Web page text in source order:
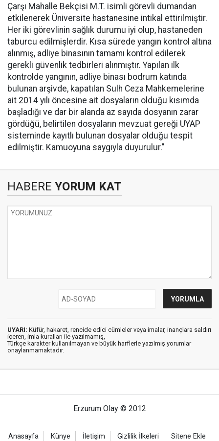
Çarşı Mahalle Bekçisi M.T. isimli görevli dumandan
etkilenerek Üniversite hastanesine intikal ettirilmiştir.
Her iki görevlinin sağlık durumu iyi olup, hastaneden
taburcu edilmişlerdir. Kısa sürede yangın kontrol altına
alınmış, adliye binasının tamamı kontrol edilerek
gerekli güvenlik tedbirleri alınmıştır. Yapılan ilk
kontrolde yangının, adliye binası bodrum katında
bulunan arşivde, kapatılan Sulh Ceza Mahkemelerine
ait 2014 yılı öncesine ait dosyaların olduğu kısımda
başladığı ve dar bir alanda az sayıda dosyanın zarar
gördüğü, belirtilen dosyaların mevzuat gereği UYAP
sisteminde kayıtlı bulunan dosyalar olduğu tespit
edilmiştir. Kamuoyuna saygıyla duyurulur."
HABERE YORUM KAT
UYARI: Küfür, hakaret, rencide edici cümleler veya imalar, inançlara saldırı
içeren, imla kuralları ile yazılmamış,
Türkçe karakter kullanılmayan ve büyük harflerle yazılmış yorumlar
onaylanmamaktadır.
Erzurum Olay © 2012
Anasayfa Künye İletişim Gizlilik İlkeleri Sitene Ekle